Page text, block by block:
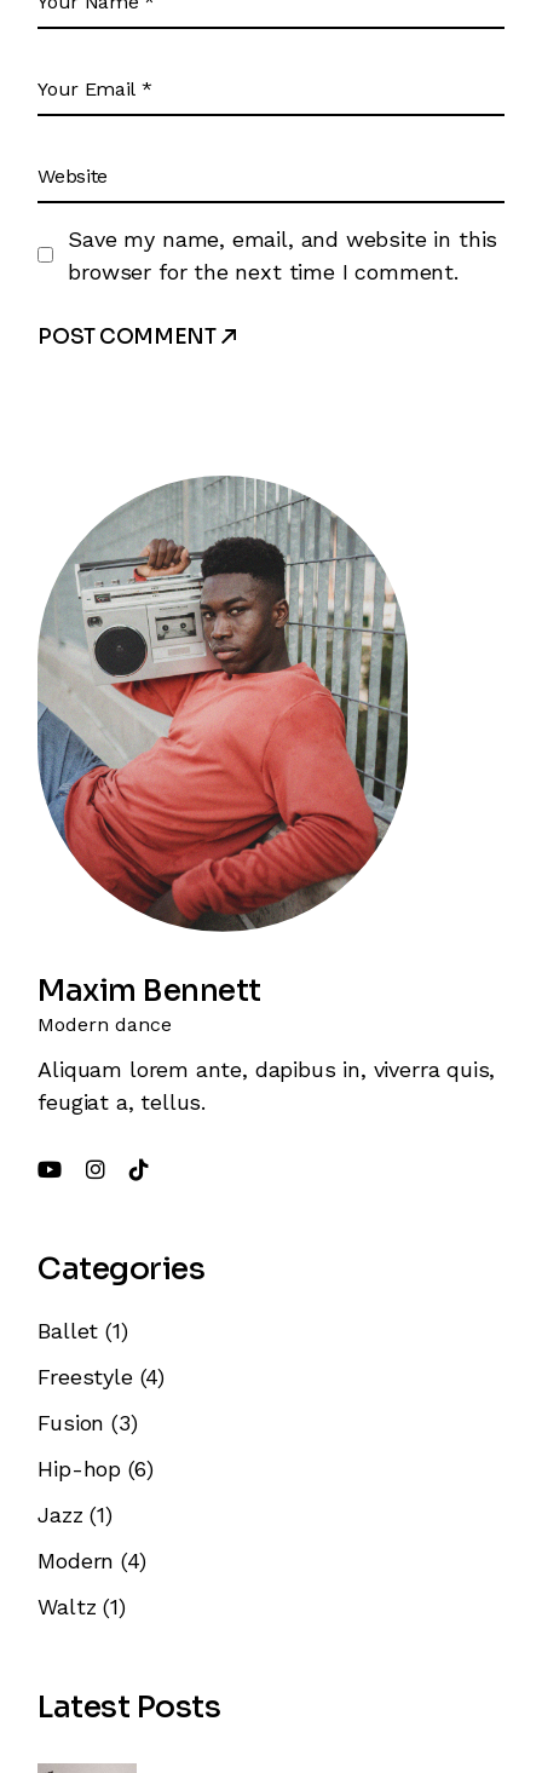
Save my name, email, and website in this
browser for the next time I comment.
POST COMMENT
Maxim Bennett
Modern dance
Aliquam lorem ante, dapibus in, viverra quis,
feugiat a, tellus.
Categories
Ballet (1)
Freestyle(4)
Fusion (3)
Hip-hop (6)
Jazz (1)
Modern (4)
Waltz (1)
Latest Posts